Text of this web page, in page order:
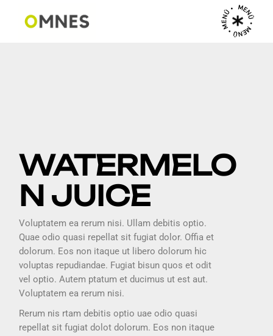
MENÜ • MENÜ • MENÜ •
WATERMELO
N JUICE
Voluptatem ea rerum nisi. Ullam debitis optio.
Quae odio quasi repellat sit fugiat dolor. Offia et
dolorum. Eos non itaque ut libero dolorum hic
voluptas repudiandae. Fugiat bisun quos et odit
vel optio. Autem ptatum et ducimus ut est aut.
Voluptatem ea rerum nisi.
Rerum nis rtam debitis optio uae odio quasi
repellat sit fugiat dolot dolorum. Eos non itaque